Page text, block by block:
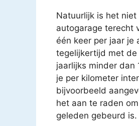
Natuurlijk is het
autogarage terecht
één keer per jaar je
tegelijkertijd met de
jaarlijks minder
je per kilometer
bijvoorbeeld
het aan te raden
geleden gebeurd is.